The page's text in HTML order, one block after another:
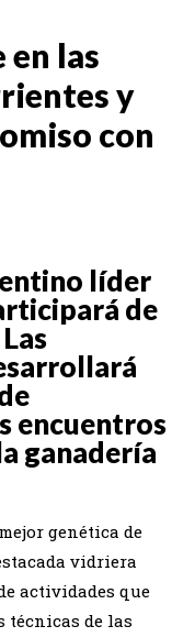
en las
y
con
líder
de
encuentros
ganadería
genética de
vidriera
actividades que
técnicas de las